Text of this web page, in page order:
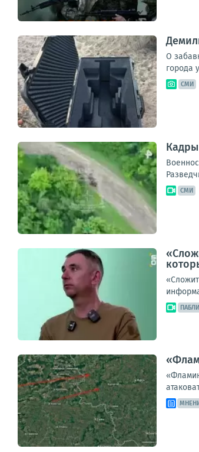
О
города
СМИ
СМИ